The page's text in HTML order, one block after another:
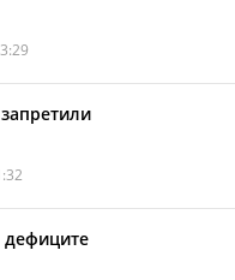
дефиците